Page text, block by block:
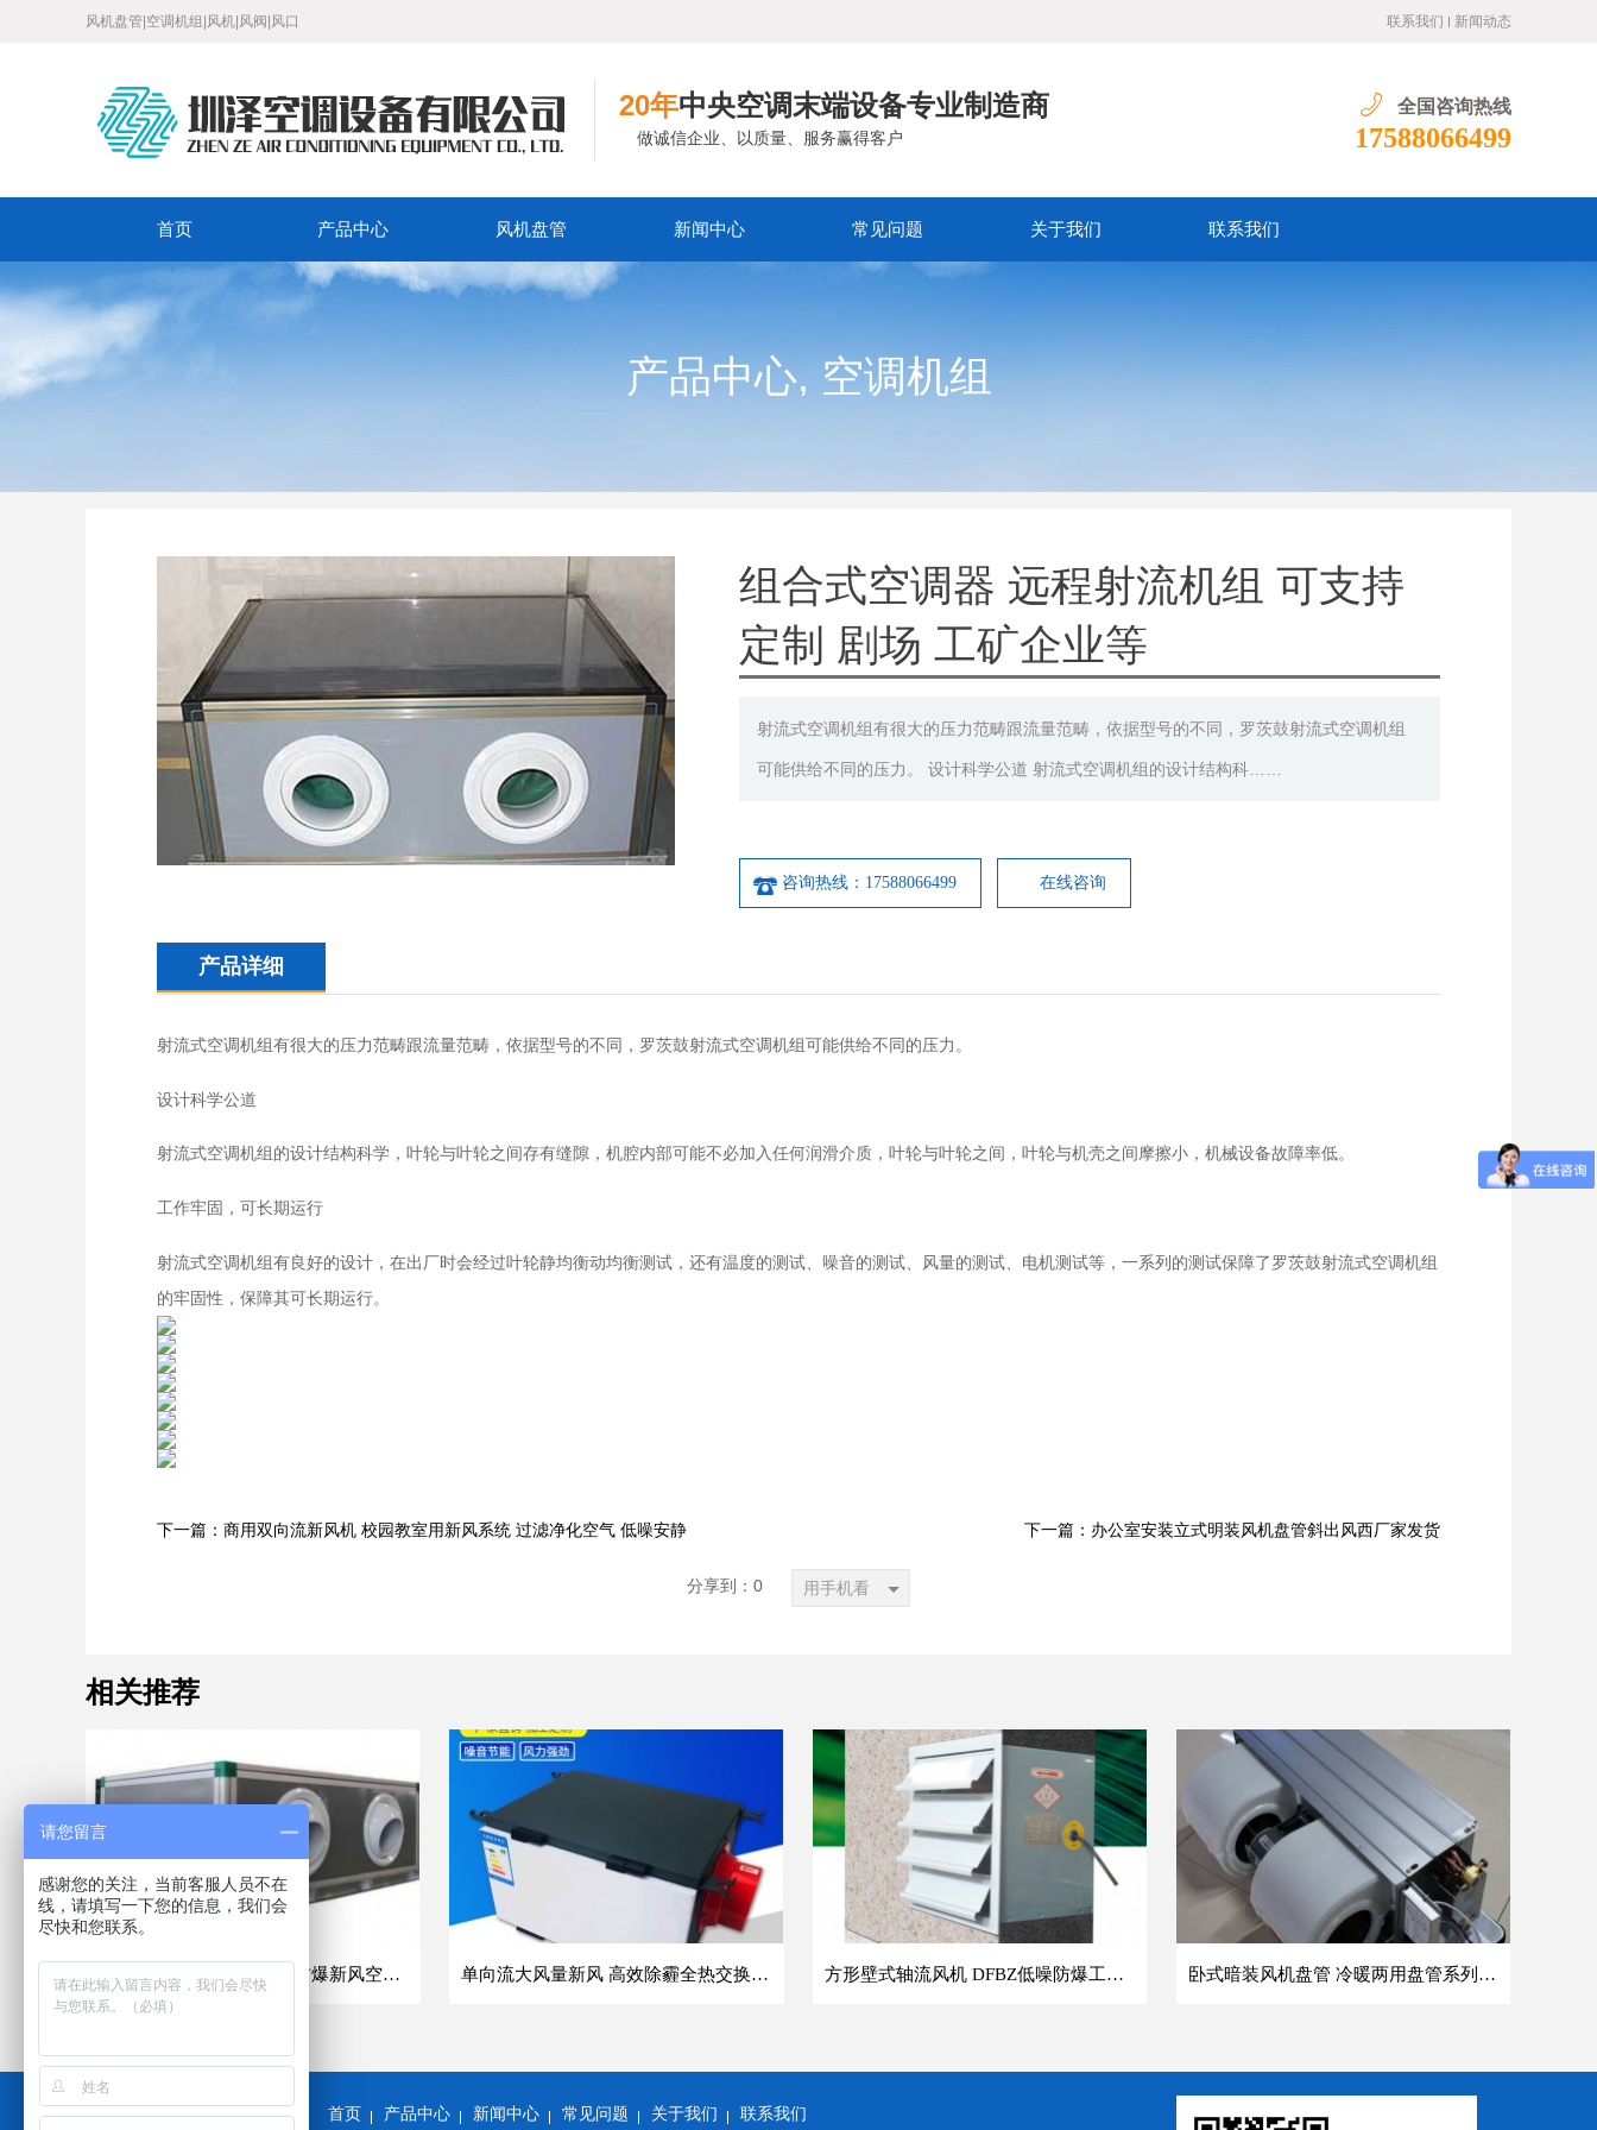
风机盘管|空调机组|风机|风阀|风口 联系我们 新闻动态
20年中央空调末端设备专业制造商
做诚信企业、以质量、服务赢得客户
全国咨询热线
17588066499
首页 产品中心 风机盘管 新闻中心 常见问题 关于我们 联系我们
产品中心, 空调机组
组合式空调器 远程射流机组 可支持
定制 剧场 工矿企业等
射流式空调机组有很大的压力范畴跟流量范畴，依据型号的不同，罗茨鼓射流式空调机组
可能供给不同的压力。 设计科学公道 射流式空调机组的设计结构科……
咨询热线：17588066499 在线咨询
产品详细
射流式空调机组有很大的压力范畴跟流量范畴，依据型号的不同，罗茨鼓射流式空调机组可能供给不同的压力。
设计科学公道
射流式空调机组的设计结构科学，叶轮与叶轮之间存有缝隙，机腔内部可能不必加入任何润滑介质，叶轮与叶轮之间，叶轮与机壳之间摩擦小，机械设备故障率低。
工作牢固，可长期运行
射流式空调机组有良好的设计，在出厂时会经过叶轮静均衡动均衡测试，还有温度的测试、噪音的测试、风量的测试、电机测试等，一系列的测试保障了罗茨鼓射流式空调机组
的牢固性，保障其可长期运行。
下一篇：商用双向流新风机 校园教室用新风系统 过滤净化空气 低噪安静 下一篇：办公室安装立式明装风机盘管斜出风西厂家发货
分享到： 0 用手机看
相关推荐
吊顶式空调机组商业车间防爆新风空调器射流冷暖机组 单向流大风量新风 高效除霾全热交换新风机空气净化 方形壁式轴流风机 DFBZ低噪防爆工业XBDZ静音220V/380V壁式边墙风机 卧式暗装风机盘管 冷暖两用盘管系列 明装风盘空调器
首页 产品中心 新闻中心 常见问题 关于我们 联系我们
请您留言
感谢您的关注，当前客服人员不在
线，请填写一下您的信息，我们会
尽快和您联系。